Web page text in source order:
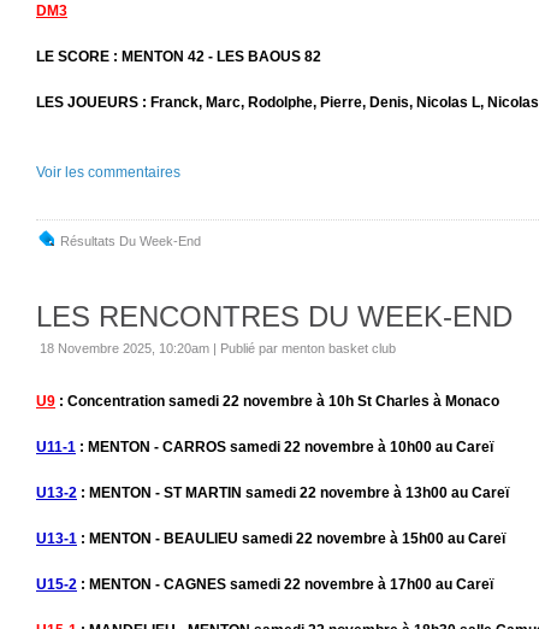
DM3
LE SCORE : MENTON 42 - LES BAOUS 82
LES JOUEURS : Franck, Marc, Rodolphe, Pierre, Denis, Nicolas L,
Voir les commentaires
Résultats Du Week-End
LES RENCONTRES DU WEEK-END
18 Novembre 2025, 10:20am | Publié par menton basket club
U9 : Concentration samedi 22 novembre à 10h St Charles à Monaco
U11-1 : MENTON - CARROS samedi 22 novembre à 10h00 au Careï
U13-2 : MENTON - ST MARTIN samedi 22 novembre à 13h00 au Careï
U13-1 : MENTON - BEAULIEU samedi 22 novembre à 15h00 au Careï
U15-2 : MENTON - CAGNES samedi 22 novembre à 17h00 au Careï